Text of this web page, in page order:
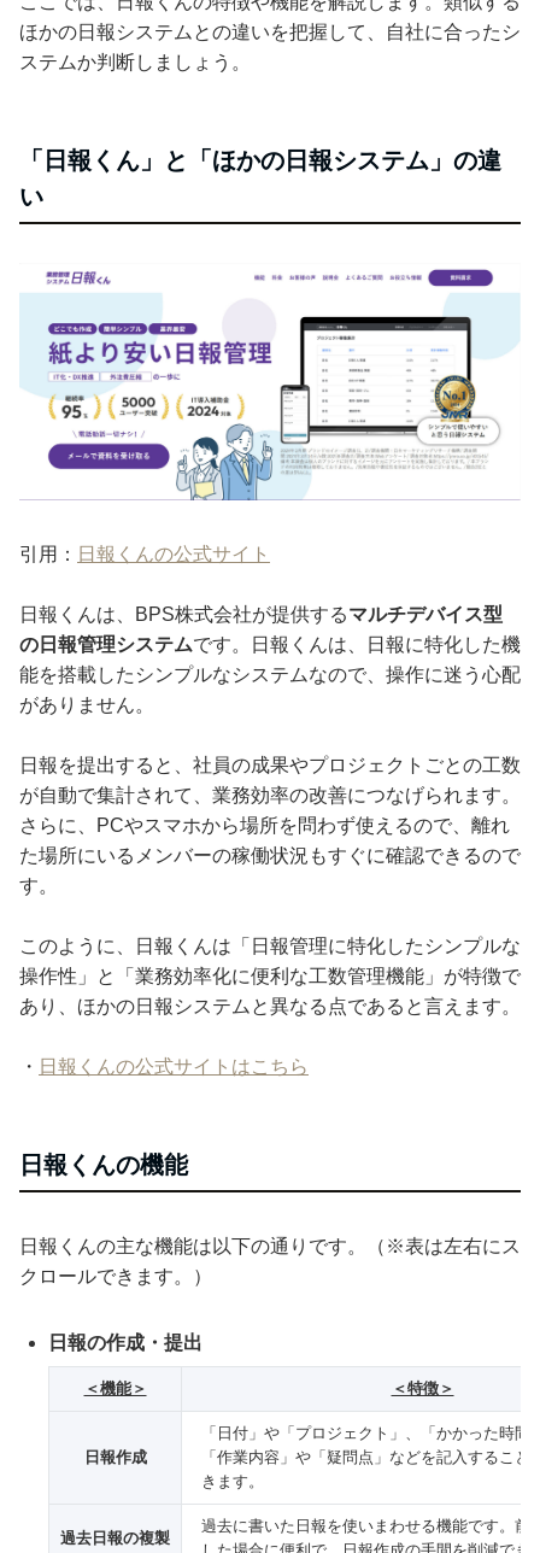
ほかの日報システムとの違いを把握して、自社に合ったシ
ステムか判断しましょう。
「日報くん」と「ほかの日報システム」の違
い
引用： 日報くんの公式サイト
日報くんは、BPS株式会社が提供するマルチデバイス型
の日報管理システムです。日報くんは、日報に特化した機
能を搭載したシンプルなシステムなので、操作に迷う心配
がありません。
日報を提出すると、社員の成果やプロジェクトごとの工数
が自動で集計されて、業務効率の改善につなげられます。
さらに、PCやスマホから場所を問わず使えるので、離れ
た場所にいるメンバーの稼働状況もすぐに確認できるので
す。
このように、日報くんは「日報管理に特化したシンプルな
操作性」と「業務効率化に便利な工数管理機能」が特徴で
あり、ほかの日報システムと異なる点であると言えます。
・ 日報くんの公式サイトはこちら
日報くんの機能
日報くんの主な機能は以下の通りです。（※表は左右にス
クロールできます。）
日報の作成・提出
＜機能＞ ＜特徴＞
日報作成
「日付」や「プロジェクト」、「かかった時間
「作業内容」や「疑問点」などを記入すること
きます。
過去日報の複製
過去に書いた日報を使いまわせる機能です。前